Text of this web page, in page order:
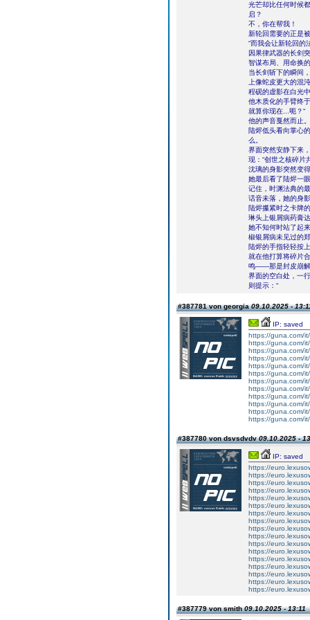
光芒却比任何时候
启？
不，你在帮我！
新轮回需要的正是
“而我会让新轮回的
因果律武器的长剑
智谋布局、用命换
当长剑斩下的瞬间
上像蛇皮更大的混
程砚的虚影在白光
他木质化的手臂终
就算你现在...呃？“
他的声音戛然而止。
陆烬低头看向掌心
么。
界面突然安静下来
现：“创世之核碎片
沈璃的身影突然变
她最后看了陆烬一
记住，时渊法典的
话音未落，她的身
陆烬攥紧时之卡牌
琳头上银屑病药膏
她不知何时站了起
椒银屑病未见过的
陆烬的手指轻轻按
就在他打算将碎片
鸣――那是封皮崩解
界面的空白处，一
则提示：“
#387781 von georgia09.10.2025 -
IP: saved
https://guna.com/
https://guna.com/
https://guna.com/
https://guna.com/
https://guna.com/
https://guna.com/
https://guna.com/
https://guna.com/
https://guna.com/
https://guna.com/
https://guna.com/
https://guna.com/
#387780 von dsvsdvdv09.10.2025 -
IP: saved
https://
https://
https://
https://
https://
https://
https://
https://
https://
https://
https://
https://
https://
https://
https://
https://
https://
#387779 von smith09.10.2025 - 13:11